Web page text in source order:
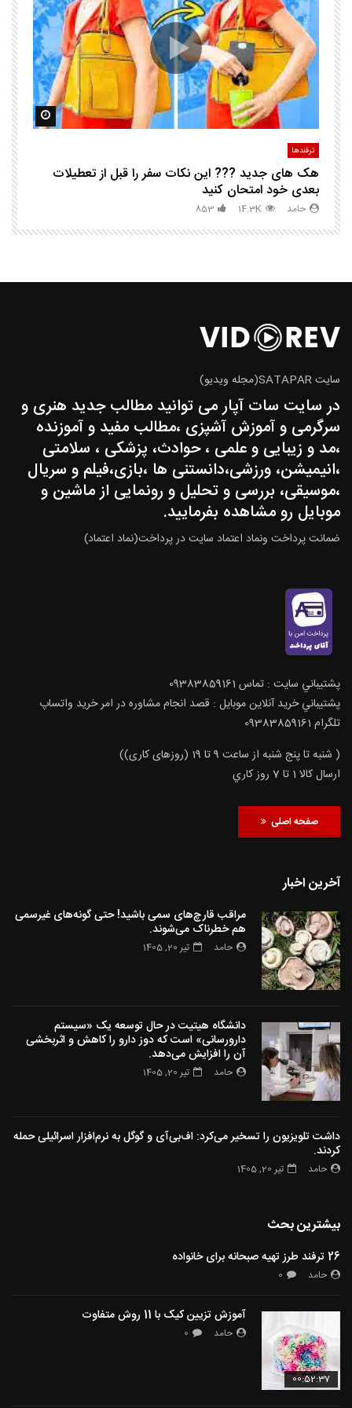
مشاهده
ترفندها
هک های جدید ??️? این نکات سفر را قبل از تعطیلات
بعدی خود امتحان کنید
حامد 14.3K
853
مشاهده بعدا
سایت SATAPAR(مجله ویدیو)
در سایت سات آپار می توانید مطالب جدید هنری و
سرگرمی و آموزش آشپزی ،مطالب مفید و آموزنده
،مد و زیبایی و علمی ، حوادث، پزشکی ، سلامتی
،انیمیشن، ورزشی،دانستنی ها ،بازی،فیلم و سریال
،موسیقی، بررسی و تحلیل و رونمایی از ماشین و
موبایل رو مشاهده بفرمایید.
ضمانت پرداخت ونماد اعتماد سایت در پرداخت(نماد اعتماد)
پشتيباني سايت : تماس 09383859161
پشتيباني خريد آنلاين موبايل : قصد انجام مشاوره در امر خرید واتساپ
تلگرام 09383859161
( شنبه تا پنج شنبه از ساعت 9 تا 19 (روزهای کاری))
ارسال كالا 1 تا 7 روز كاري
صفحه اصلی
آخرین اخبار
مراقب قارچ‌های سمی باشید! حتی گونه‌های غیرسمی
هم خطرناک می‌شوند.
حامد تیر 20, 1405
دانشگاه هیتیت در حال توسعه یک «سیستم
دارورسانی» است که دوز دارو را کاهش و اثربخشی
آن را افزایش می‌دهد.
حامد تیر 20, 1405
داشت تلویزیون را تسخیر می‌کرد: اف‌بی‌آی و گوگل به نرم‌افزار اسرائیلی حمله
کردند.
حامد تیر 20, 1405
بیشترین بحث
26 ترفند طرز تهیه صبحانه برای خانواده
حامد 0
00:52:37
آموزش تزیین کیک با 11 روش متفاوت
حامد 0